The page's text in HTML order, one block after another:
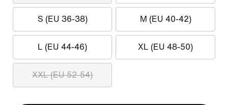
S (EU 36-38) M (EU 40-42)
L (EU 44-46) XL (EU 48-50)
XXL (EU 52-54)